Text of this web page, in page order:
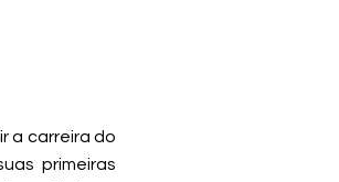
a carreira do
primeiras